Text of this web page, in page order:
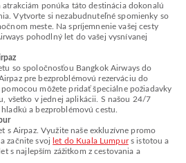
ponúka táto destinácia dokonalú
Vytvorte si nezabudnuteľné spomienky so
meste. Na spríjemnenie vašej cesty
pohodlný let do vašej vysnívanej
so spoločnosťou Bangkok Airways do
pre bezproblémovú rezerváciu do
môžete pridať špeciálne požiadavky
všetko v jednej aplikácii. S našou 24/7
a bezproblémovú cestu.
s Airpaz. Využite naše exkluzívne promo
začnite svoj let do Kuala Lumpurs istotou a
s najlepším zážitkom z cestovania a